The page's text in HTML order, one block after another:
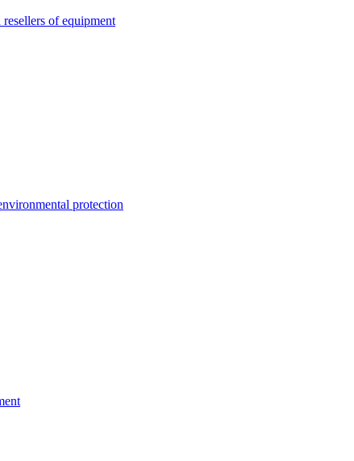
of equipment
protection